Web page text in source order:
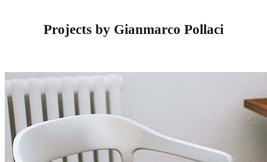
Projects by Gianmarco Pollaci